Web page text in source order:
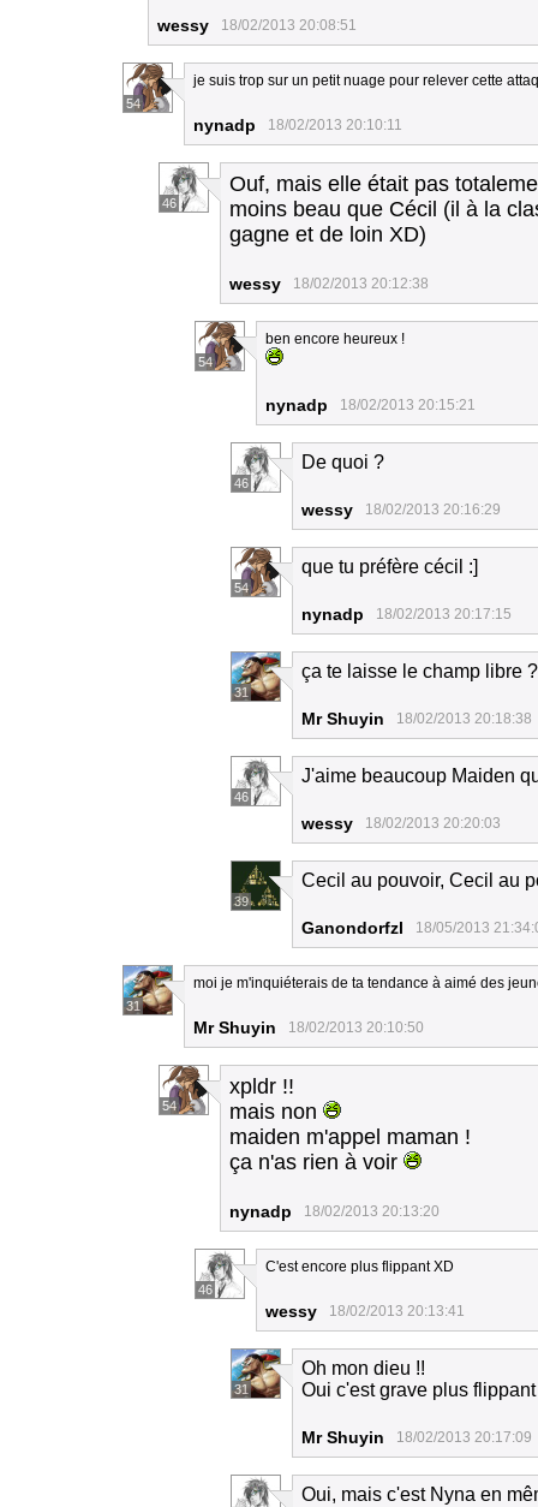
wessy 18/02/2013 20:08:51
54
je suis trop sur un petit nuage pour relever cette
nynadp 18/02/2013 20:10:11
46
Ouf, mais elle était pas
moins beau que Cécil (il à la
gagne et de loin XD)
wessy 18/02/2013 20:12:38
54
ben encore heureux !
nynadp 18/02/2013 20:15:21
46
De quoi ?
wessy 18/02/2013 20:16:29
54
que tu préfère cécil :]
nynadp 18/02/2013 20:17:15
31
ça te laisse le champ libre
Mr Shuyin 18/02/2013 20:18:38
46
J'aime beaucoup Maiden
wessy 18/02/2013 20:20:03
39
Cecil au pouvoir, Cecil au
Ganondorfzl 18/05/2013
31
moi je m'inquiéterais de ta tendance à aimé des
Mr Shuyin 18/02/2013 20:10:50
54
xpldr !!
mais non
maiden m'appel maman !
ça n'as rien à voir
nynadp 18/02/2013 20:13:20
46
C'est encore plus flippant XD
wessy 18/02/2013 20:13:41
31
Oh mon dieu !!
Oui c'est grave plus flippant
Mr Shuyin 18/02/2013 20:17:09
Oui, mais c'est Nyna en